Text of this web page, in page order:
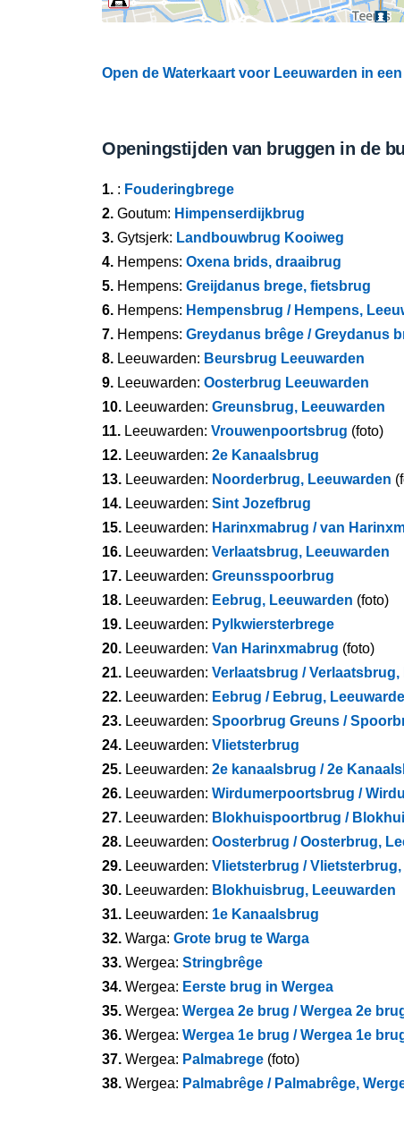
Open de Waterkaart voor Leeuwarden in
Openingstijden van bruggen in de
1. : Fouderingbrege
2. Goutum: Himpenserdijkbrug
3. Gytsjerk: Landbouwbrug Kooiweg
4. Hempens: Oxena brids, draaibrug
5. Hempens: Greijdanus brege, fietsbrug
6. Hempens: Hempensbrug / Hempens,
7. Hempens: Greydanus brêge / Greydanus
8. Leeuwarden: Beursbrug Leeuwarden
9. Leeuwarden: Oosterbrug Leeuwarden
10. Leeuwarden: Greunsbrug, Leeuwarden
11. Leeuwarden: Vrouwenpoortsbrug (foto)
12. Leeuwarden: 2e Kanaalsbrug
13. Leeuwarden: Noorderbrug, Leeuwarden
14. Leeuwarden: Sint Jozefbrug
15. Leeuwarden: Harinxmabrug / van
16. Leeuwarden: Verlaatsbrug, Leeuwarden
17. Leeuwarden: Greunsspoorbrug
18. Leeuwarden: Eebrug, Leeuwarden (foto)
19. Leeuwarden: Pylkwiersterbrege
20. Leeuwarden: Van Harinxmabrug (foto)
21. Leeuwarden: Verlaatsbrug / Verlaatsbrug,
22. Leeuwarden: Eebrug / Eebrug,
23. Leeuwarden: Spoorbrug Greuns /
24. Leeuwarden: Vlietsterbrug
25. Leeuwarden: 2e kanaalsbrug / 2e
26. Leeuwarden: Wirdumerpoortsbrug /
27. Leeuwarden: Blokhuispoortbrug /
28. Leeuwarden: Oosterbrug / Oosterbrug,
29. Leeuwarden: Vlietsterbrug /
30. Leeuwarden: Blokhuisbrug, Leeuwarden
31. Leeuwarden: 1e Kanaalsbrug
32. Warga: Grote brug te Warga
33. Wergea: Stringbrêge
34. Wergea: Eerste brug in Wergea
35. Wergea: Wergea 2e brug / Wergea 2e
36. Wergea: Wergea 1e brug / Wergea 1e
37. Wergea: Palmabrege (foto)
38. Wergea: Palmabrêge / Palmabrêge,